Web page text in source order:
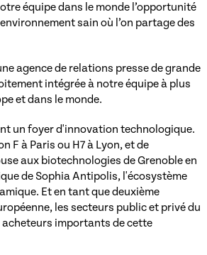
équipe dans le monde l’opportunité
sain où l’on partage des
agence de relations presse de grande
intégrée à notre équipe à plus
et dans le monde.
un foyer d'innovation technologique.
F à Paris ou H7 à Lyon, et de
aux biotechnologies de Grenoble en
de Sophia Antipolis, l'écosystème
Et en tant que deuxième
les secteurs public et privé du
importants de cette